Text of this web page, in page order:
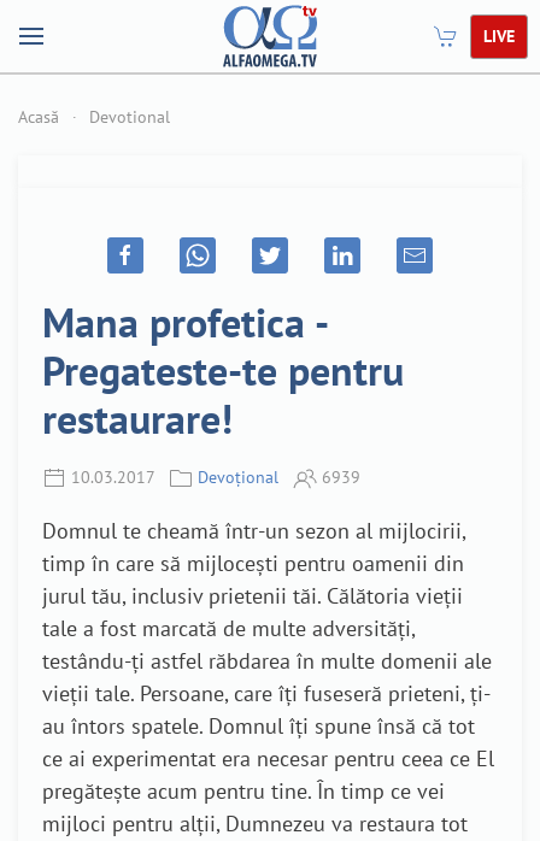
LIVE
Acasă Devotional
Mana profetica -
Pregateste-te pentru
restaurare!
10.03.2017 Devoțional 6939
Domnul te cheamă într-un sezon al mijlocirii,
timp în care să mijlocești pentru oamenii din
jurul tău, inclusiv prietenii tăi. Călătoria vieții
tale a fost marcată de multe adversități,
testându-ți astfel răbdarea în multe domenii ale
vieții tale. Persoane, care îți fuseseră prieteni, ți-
au întors spatele. Domnul îți spune însă că tot
ce ai experimentat era necesar pentru ceea ce El
pregătește acum pentru tine. În timp ce vei
mijloci pentru alții, Dumnezeu va restaura tot